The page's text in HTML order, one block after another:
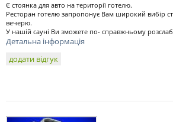
Є стоянка для авто на території готелю.
Ресторан готелю запропонує Вам широкий вибір
вечерю.
У нашій сауні Ви зможете по- справжньому
Детальна інформація
додати відгук